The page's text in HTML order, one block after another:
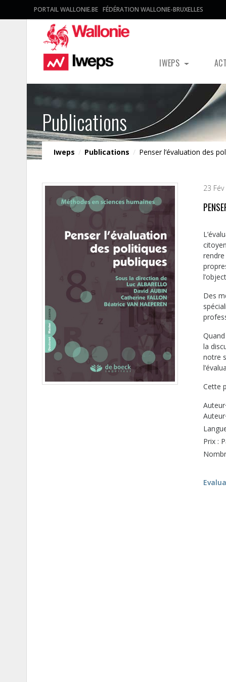
PORTAIL WALLONIE.BE FÉDÉRATION WALLONIE-BRUXELLES
IWEPS
Publications
Iweps / Publications / Penser l’évaluation des
23
Des
la
notre
Cette
Prix :